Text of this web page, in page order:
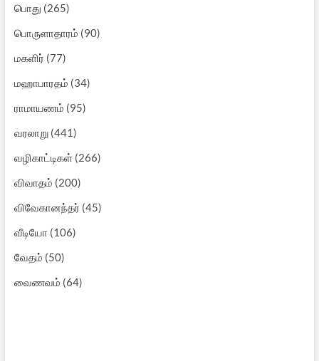
பொது (265)
பொருளாதாரம் (90)
மகளிர் (77)
மஹாபாரதம் (34)
ராமாயணம் (95)
வரலாறு(441)
வழிகாட்டிகள்(266)
விவாதம் (200)
விவேகானந்தர் (45)
வீடியோ (106)
வேதம் (50)
வைணவம் (64)